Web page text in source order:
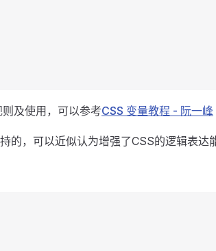
及使用，可以参考CSS 变量教程 - 阮一峰
，可以近似认为增强了CSS的逻辑表达